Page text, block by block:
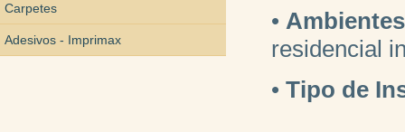
Carpetes
Adesivos - Imprimax
• Ambientes
residencial
• Tipo de